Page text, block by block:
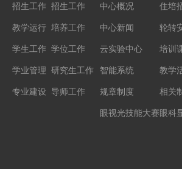
招生工作
教学运行
学生工作
学业管理
专业建设
招生工作
培养工作
学位工作
研究生工作
导师工作
中心概况
中心新闻
云实验中心
智能系统
规章制度
眼视光技能大赛
住培
轮转
培训
教学
相关
眼科